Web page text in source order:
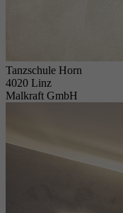
Tanzschule Horn
4020 Linz
Malkraft GmbH